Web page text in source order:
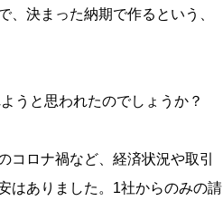
決まった納期で作るという、
うと思われたのでしょうか？
コロナ禍など、経済状況や取引
はありました。1社からのみの請